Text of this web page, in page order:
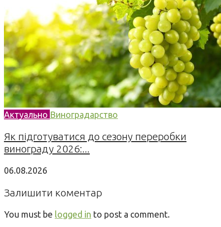
Актуально Виноградарство
Як підготуватися до сезону переробки
винограду 2026:...
06.08.2026
Залишити коментар
You must be logged in to post a comment.